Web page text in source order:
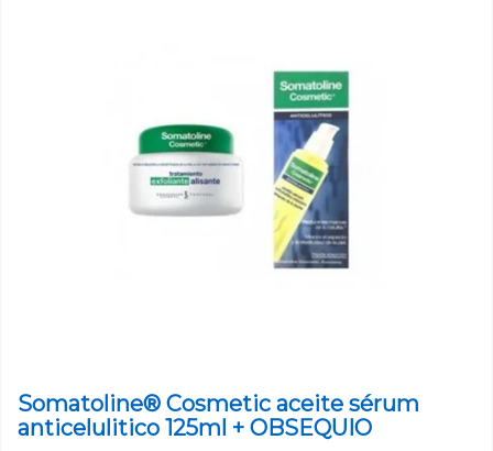
Somatoline® Cosmetic aceite sérum
anticelulitico 125ml + OBSEQUIO